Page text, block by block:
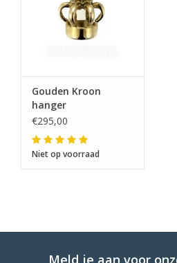
Gouden Kroon
hanger
€295,00
Niet op voorraad